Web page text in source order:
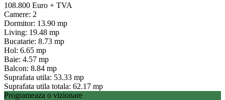
108.800 Euro + TVA
Camere: 2
Dormitor: 13.90 mp
Living: 19.48 mp
Bucatarie: 8.73 mp
Hol: 6.65 mp
Baie: 4.57 mp
Balcon: 8.84 mp
Suprafata utila: 53.33 mp
Suprafata utila totala: 62.17 mp
Programeaza o vizionare